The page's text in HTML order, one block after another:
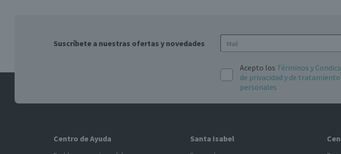
Suscríbete a nuestras ofertas y novedades
Acepto los Términos y
de privacidad y de
personales
Centro de Ayuda Santa Isabel